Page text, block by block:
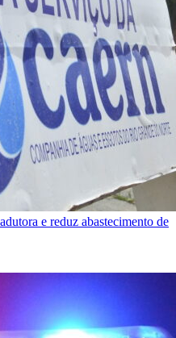
e reduz abastecimento de